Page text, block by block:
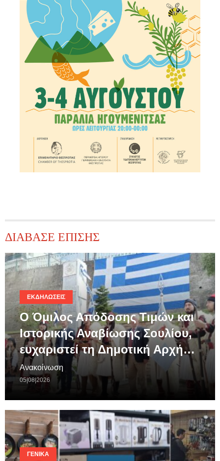
ΔΙΑΒΑΣΕ ΕΠΙΣΗΣ
ΕΚΔΗΛΏΣΕΙΣ
Ο Όμιλος Απόδοσης Τιμών και
Ιστορικής Αναβίωσης Σουλίου,
ευχαριστεί τη Δημοτική Αρχή…
Ανακοίνωση
05|08|2026
ΓΕΝΙΚΆ